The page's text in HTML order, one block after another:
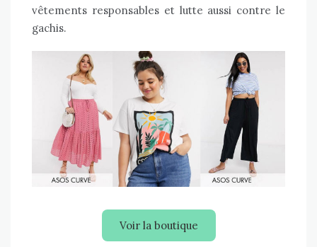
vêtements responsables et lutte aussi contre le
gachis.
Voir la boutique